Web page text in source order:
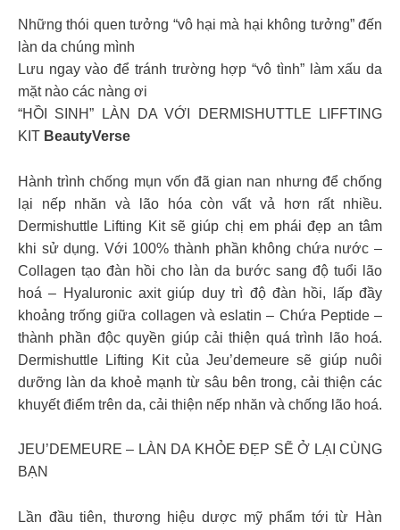
Những thói quen tưởng “vô hại mà hại không tưởng” đến
làn da chúng mình
Lưu ngay vào để tránh trường hợp “vô tình” làm xấu da
mặt nào các nàng ơi
“HỒI SINH” LÀN DA VỚI DERMISHUTTLE LIFFTING
KIT BeautyVerse
Hành trình chống mụn vốn đã gian nan nhưng để chống
lại nếp nhăn và lão hóa còn vất vả hơn rất nhiều.
Dermishuttle Lifting Kit sẽ giúp chị em phái đẹp an tâm
khi sử dụng. Với 100% thành phần không chứa nước –
Collagen tạo đàn hồi cho làn da bước sang độ tuổi lão
hoá – Hyaluronic axit giúp duy trì độ đàn hồi, lấp đầy
khoảng trống giữa collagen và eslatin – Chứa Peptide –
thành phần độc quyền giúp cải thiện quá trình lão hoá.
Dermishuttle Lifting Kit của Jeu’demeure sẽ giúp nuôi
dưỡng làn da khoẻ mạnh từ sâu bên trong, cải thiện các
khuyết điểm trên da, cải thiện nếp nhăn và chống lão hoá.
JEU’DEMEURE – LÀN DA KHỎE ĐẸP SẼ Ở LẠI CÙNG
BẠN
Lần đầu tiên, thương hiệu dược mỹ phẩm tới từ Hàn